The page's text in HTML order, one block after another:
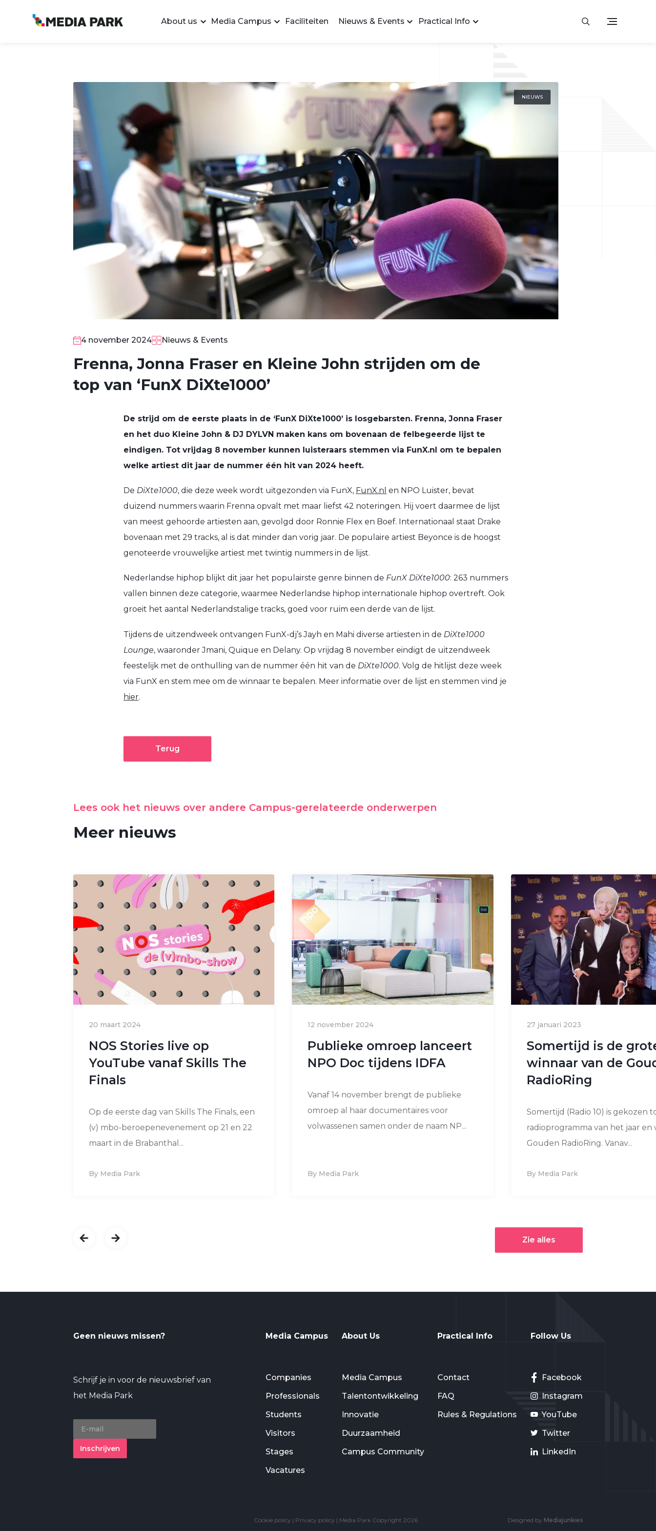
About us Media Campus Faciliteiten Nieuws & Events Practical Info
NIEUWS
4 november 2024 Nieuws & Events
Frenna, Jonna Fraser en Kleine John strijden om de
top van ‘FunX DiXte1000’
De strijd om de eerste plaats in de ‘FunX DiXte1000’ is losgebarsten. Frenna, Jonna Fraser
en het duo Kleine John & DJ DYLVN maken kans om bovenaan de felbegeerde lijst te
eindigen. Tot vrijdag 8 november kunnen luisteraars stemmen via FunX.nl om te bepalen
welke artiest dit jaar de nummer één hit van 2024 heeft.
De DiXte1000, die deze week wordt uitgezonden via FunX, FunX.nl en NPO Luister, bevat
duizend nummers waarin Frenna opvalt met maar liefst 42 noteringen. Hij voert daarmee de lijst
van meest gehoorde artiesten aan, gevolgd door Ronnie Flex en Boef. Internationaal staat Drake
bovenaan met 29 tracks, al is dat minder dan vorig jaar. De populaire artiest Beyonce is de hoogst
genoteerde vrouwelijke artiest met twintig nummers in de lijst.
Nederlandse hiphop blijkt dit jaar het populairste genre binnen de FunX DiXte1000: 263 nummers
vallen binnen deze categorie, waarmee Nederlandse hiphop internationale hiphop overtreft. Ook
groeit het aantal Nederlandstalige tracks, goed voor ruim een derde van de lijst.
Tijdens de uitzendweek ontvangen FunX-dj’s Jayh en Mahi diverse artiesten in de DiXte1000
Lounge, waaronder Jmani, Quique en Delany. Op vrijdag 8 november eindigt de uitzendweek
feestelijk met de onthulling van de nummer één hit van de DiXte1000. Volg de hitlijst deze week
via FunX en stem mee om de winnaar te bepalen. Meer informatie over de lijst en stemmen vind je
hier.
Terug
Lees ook het nieuws over andere Campus-gerelateerde onderwerpen
Meer nieuws
20 maart 2024
NOS Stories live op
YouTube vanaf Skills The
Finals
Op de eerste dag van Skills The Finals, een
(v) mbo-beroepenevenement op 21 en 22
maart in de Brabanthal...
By Media Park
12 november 2024
Publieke omroep lanceert
NPO Doc tijdens IDFA
Vanaf 14 november brengt de publieke
omroep al haar documentaires voor
volwassenen samen onder de naam NP...
By Media Park
27 januari 2023
Somertijd is de
winnaar van de
RadioRing
Somertijd (Radio 10) is gekozen
radioprogramma van het jaar en
Gouden RadioRing. Vanav...
By Media Park
Zie alles
Geen nieuws missen?
Schrijf je in voor de nieuwsbrief van
het Media Park
Inschrijven
Media Campus
Companies
Professionals
Students
Visitors
Stages
Vacatures
About Us
Media Campus
Talentontwikkeling
Innovatie
Duurzaamheid
Campus Community
Practical Info
Contact
FAQ
Rules & Regulations
Follow Us
Facebook
Instagram
YouTube
Twitter
LinkedIn
Cookie policy | Privacy policy | Media Park Copyright 2026 Designed by Mediajunkies